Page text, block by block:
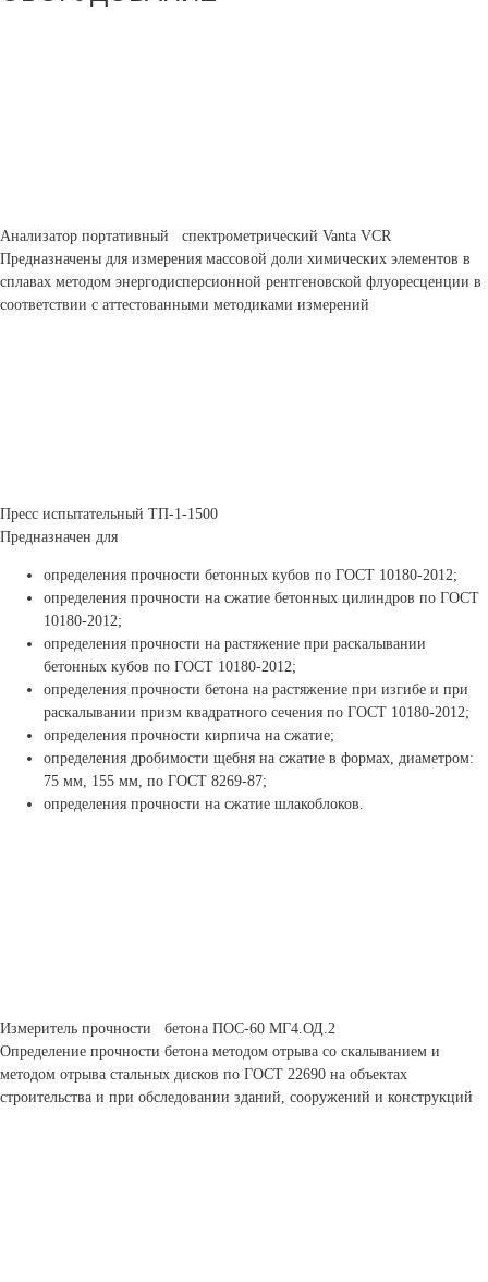
Анализатор портативный спектрометрический Vanta VCR
Предназначены для измерения массовой доли химических элементов в
сплавах методом энергодисперсионной рентгеновской флуоресценции в
соответствии с аттестованными методиками измерений
Пресс испытательный ТП-1-1500
Предназначен для
определения прочности бетонных кубов по ГОСТ 10180-2012;
определения прочности на сжатие бетонных цилиндров по ГОСТ
10180-2012;
определения прочности на растяжение при раскалывании
бетонных кубов по ГОСТ 10180-2012;
определения прочности бетона на растяжение при изгибе и при
раскалывании призм квадратного сечения по ГОСТ 10180-2012;
определения прочности кирпича на сжатие;
определения дробимости щебня на сжатие в формах, диаметром:
75 мм, 155 мм, по ГОСТ 8269-87;
определения прочности на сжатие шлакоблоков.
Измеритель прочности бетона ПОС-60 МГ4.ОД.2
Определение прочности бетона методом отрыва со скалыванием и
методом отрыва стальных дисков по ГОСТ 22690 на объектах
строительства и при обследовании зданий, сооружений и конструкций